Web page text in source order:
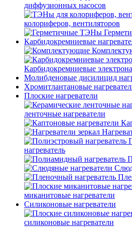
диффузионных насосов
колориферов, вентиляторов
Карбидокремниевые
Карбидокремниевые
Молибденовые дисилицид
Хромитлантановые
Плоские нагреватели
ленточные нагреватели
нагреватель
миканитовые нагреватели
Силиконовые нагреватели
силиконовые нагреватели